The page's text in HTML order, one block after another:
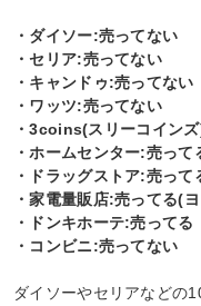
・ダイソー:売ってない
・セリア:売ってない
・キャンドゥ:売ってない
・ワッツ:売ってない
・3coins(スリーコイン
・ホームセンター:売っ
・ドラッグストア:売っ
・家電量販店:売ってる(
・ドンキホーテ:売ってる
・コンビニ:売ってない
ダイソーやセリアなどの